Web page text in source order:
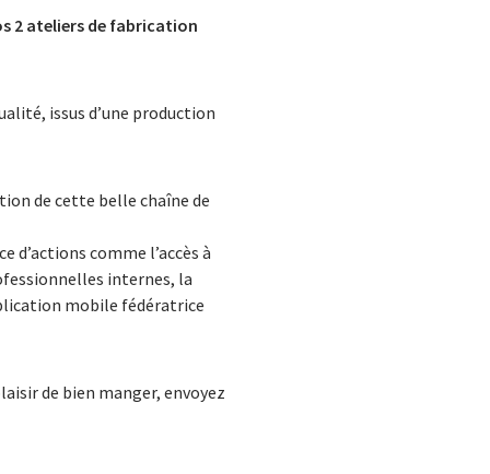
2 ateliers de fabrication
issus d’une production
de cette belle chaîne de
d’actions comme l’accès à
internes, la
mobile fédératrice
de bien manger, envoyez